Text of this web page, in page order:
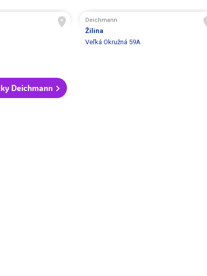
Deichmann
Žilina
Veľká Okružná 59A
Deichmann